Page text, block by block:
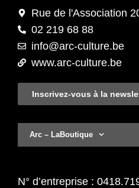
Rue de l'Association
02 219 68 88
info@arc-culture.be
www.arc-culture.be
Inscrivez-vous à la
Arc – LaBoutique
N° d’entreprise :